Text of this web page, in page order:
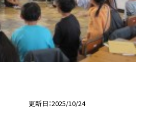
更新日 2025/10/24